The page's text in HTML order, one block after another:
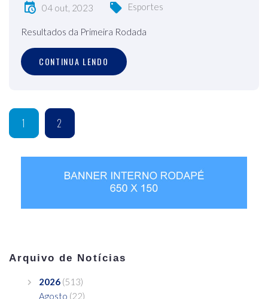
04 out, 2023 Esportes
Resultados da Primeira Rodada
CONTINUA LENDO
1 2
Arquivo de Notícias
2026 (513)
Agosto (22)